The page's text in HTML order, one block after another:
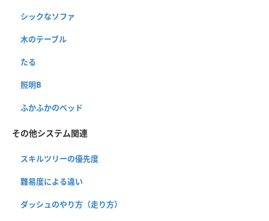
シックなソファ
木のテーブル
たる
照明B
ふかふかのベッド
その他システム関連
スキルツリーの優先度
難易度による違い
ダッシュのやり方（走り方）